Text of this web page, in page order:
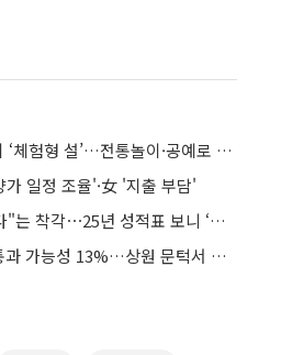
설 연휴, 박물관·공항까지 ‘체험형 설’…전통놀이·공예로 복 잇는다
일정 조율'·女 '지출 부담'
"설 연휴엔 주가 떨어진다"는 착각⋯25년 성적표 보니 ‘기우’였다
美 클래리티 법안 연내 통과 가능성 13%…상원 문턱서 제동